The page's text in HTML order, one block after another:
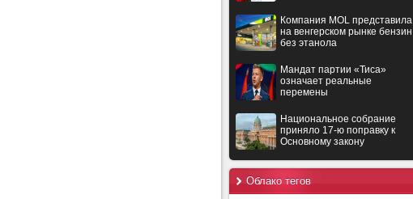
Компания MOL представила
на венгерском рынке бензин
без этанола
Мандат партии «Тиса»
означает реальные
перемены
Национальное собрание
приняло 17-ю поправку к
Основному закону
Облако тегов